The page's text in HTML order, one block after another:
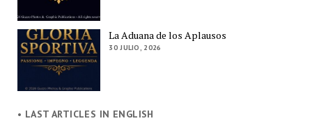
La Aduana de los Aplausos
30 JULIO, 2026
• LAST ARTICLES IN ENGLISH